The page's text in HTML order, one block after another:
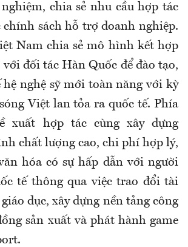
chia sẻ nhu cầu hợp tác
chính sách hỗ trợ doanh nghiệp.
Nam chia sẻ mô hình kết hợp
với đối tác Hàn Quốc để đào tạo,
nghệ sỹ mới toàn năng với kỳ
Việt lan tỏa ra quốc tế. Phía
xuất hợp tác cùng xây dựng
chất lượng cao, chi phí hợp lý,
hóa có sự hấp dẫn với người
tế thông qua việc trao đổi tài
dục, xây dựng nền tảng công
sản xuất và phát hành game